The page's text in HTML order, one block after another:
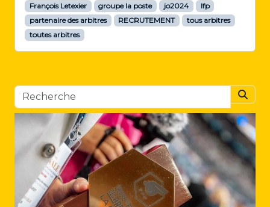
François Letexier
groupe la poste jo2024
lfp
partenaire des arbitres
RECRUTEMENT
tous arbitres
toutes arbitres